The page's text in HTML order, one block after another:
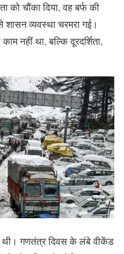
को चौंका दिया, वह बर्फ की
शासन व्यवस्था चरमरा गई।
नहीं था, बल्कि दूरदर्शिता,
थी। गणतंत्र दिवस के लंबे वीकेंड